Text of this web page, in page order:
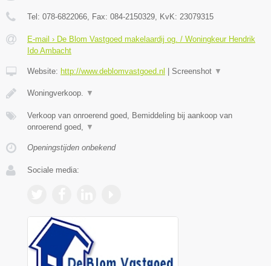
Tel: 078-6822066, Fax: 084-2150329, KvK: 23079315
E-mail › De Blom Vastgoed makelaardij og. / Woningkeur Hendrik
Ido Ambacht
Website: http://www.deblomvastgoed.nl Screenshot ▼
Woningverkoop. ▼
Verkoop van onroerend goed, Bemiddeling bij aankoop van
onroerend goed, ▼
Openingstijden onbekend
Sociale media: